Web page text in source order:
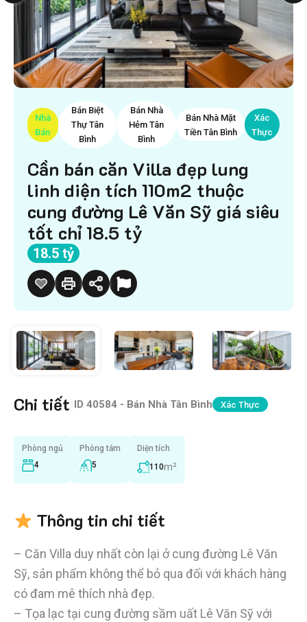
Nhà
Bán
Bán Biệt
Thự Tân
Bình
Bán Nhà
Hẻm Tân
Bình
Bán Nhà Mặt
Tiền Tân Bình
Xác
Thực
Cần bán căn Villa đẹp lung
linh diện tích 110m2 thuộc
cung đường Lê Văn Sỹ giá siêu
tốt chỉ 18.5 tỷ
18.5 tỷ
Chi tiết ID 40584 - Bán Nhà Tân Bình Xác Thực
Phòng ngủ
4
Phòng tắm
5
Diện tích
110m²
Thông tin chi tiết
– Căn Villa duy nhất còn lại ở cung đường Lê Văn
Sỹ, sản phẩm không thể bỏ qua đối với khách hàng
có đam mê thích nhà đẹp.
– Tọa lạc tại cung đường sầm uất Lê Văn Sỹ với